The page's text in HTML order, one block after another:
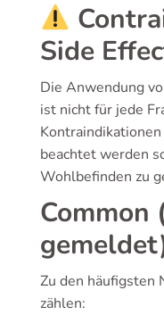
Side
Die Anwendung
ist nicht für jede
beachtet werden
Wohlbefinden zu
Common
Zu den häufigsten
zählen: